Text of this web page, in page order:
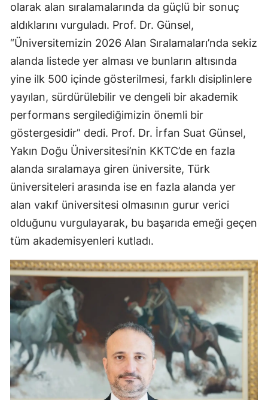
olarak alan sıralamalarında da güçlü bir sonuç
aldıklarını vurguladı. Prof. Dr. Günsel,
“Üniversitemizin 2026 Alan Sıralamaları’nda sekiz
alanda listede yer alması ve bunların altısında
yine ilk 500 içinde gösterilmesi, farklı disiplinlere
yayılan, sürdürülebilir ve dengeli bir akademik
performans sergilediğimizin önemli bir
göstergesidir” dedi. Prof. Dr. İrfan Suat Günsel,
Yakın Doğu Üniversitesi’nin KKTC’de en fazla
alanda sıralamaya giren üniversite, Türk
üniversiteleri arasında ise en fazla alanda yer
alan vakıf üniversitesi olmasının gurur verici
olduğunu vurgulayarak, bu başarıda emeği geçen
tüm akademisyenleri kutladı.